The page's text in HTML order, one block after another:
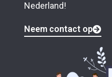
Nederland!
Neem contact op